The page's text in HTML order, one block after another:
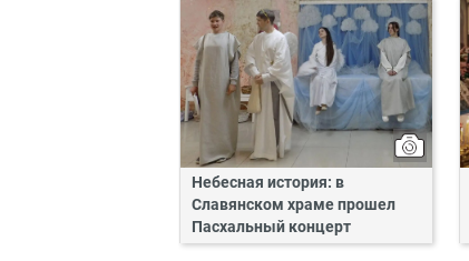
Небесная история: в
Славянском храме прошел
Пасхальный концерт